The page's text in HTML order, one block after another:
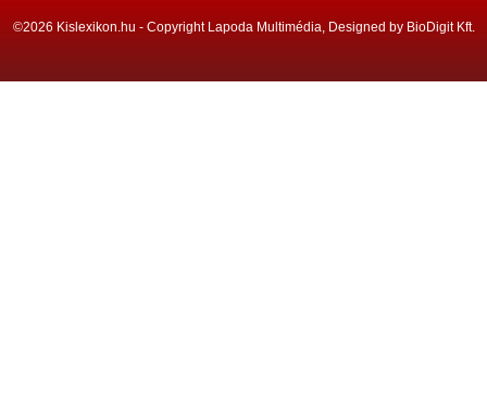
©2026 Kislexikon.hu - Copyright Lapoda Multimédia, Designed by BioDigit Kft.